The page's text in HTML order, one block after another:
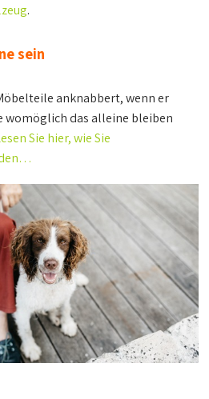
.
sein
anknabbert, wenn er
womöglich das alleine bleiben
Sie hier, wie Sie